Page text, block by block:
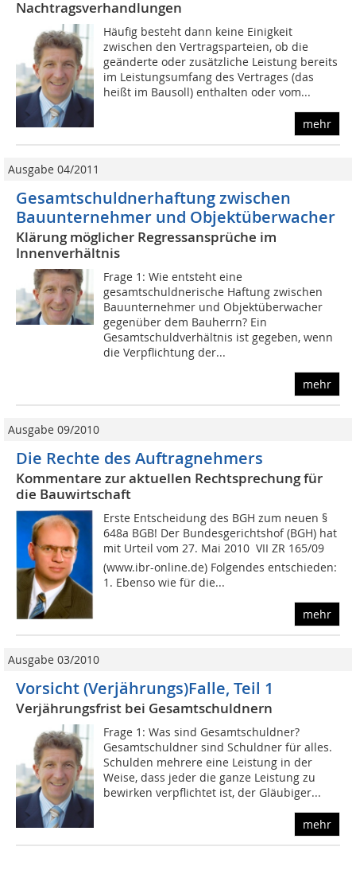
Nachtragsverhandlungen
Häufig besteht dann keine Einigkeit
zwischen den Vertragsparteien, ob die
geänderte oder zusätzliche Leistung bereits
im Leistungsumfang des Vertrages (das
heißt im Bausoll) enthalten oder vom...
mehr
Ausgabe 04/2011
Gesamtschuldnerhaftung zwischen
Bauunternehmer und Objektüberwacher
Klärung möglicher Regressansprüche im
Innenverhältnis
Frage 1: Wie entsteht eine
gesamtschuldnerische Haftung zwischen
Bauunternehmer und Objektüberwacher
gegenüber dem Bauherrn? Ein
Gesamtschuldverhältnis ist gegeben, wenn
die Verpflichtung der...
mehr
Ausgabe 09/2010
Die Rechte des Auftragnehmers
Kommentare zur aktuellen Rechtsprechung für
die Bauwirtschaft
Erste Entscheidung des BGH zum neuen §
648a BGB! Der Bundesgerichtshof (BGH) hat
mit Urteil vom 27. Mai 2010  VII ZR 165/09 
(www.ibr-online.de) Folgendes entschieden:
1. Ebenso wie für die...
mehr
Ausgabe 03/2010
Vorsicht (Verjährungs)Falle, Teil 1
Verjährungsfrist bei Gesamtschuldnern
Frage 1: Was sind Gesamtschuldner?
Gesamtschuldner sind Schuldner für alles.
Schulden mehrere eine Leistung in der
Weise, dass jeder die ganze Leistung zu
bewirken verpflichtet ist, der Gläubiger...
mehr